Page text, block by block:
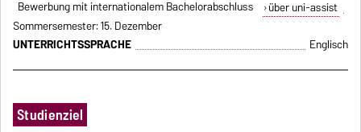
Bewerbung mit internationalem Bachelorabschluss
über uni-assist
Sommersemester: 15. Dezember
UNTERRICHTSSPRACHE
Englisch
Studienziel